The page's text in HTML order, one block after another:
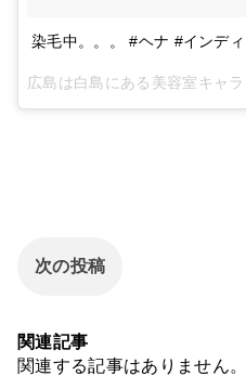
染毛中。。。 #ヘナ #インデ
広島は白島にある美容室キャ
次の投稿
関連記事
関連する記事はありません。